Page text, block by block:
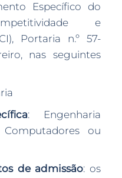
Específico do
e
Portaria n.º 57-
nas seguintes
: Engenharia
ou
de admissão: os